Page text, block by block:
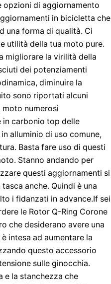
opzioni di aggiornamento
in bicicletta che
una forma di qualità. Ci
utilità della tua moto pure.
migliorare la virilità della
dei potenziamenti
diminuire la
sono riportati alcuni
numerosi
in carbonio top delle
alluminio di uso comune,
Basta fare uso di questi
Stanno andando per
questi aggiornamenti si
anche. Quindi è una
i fidanzati in advance.If sei
le Rotor Q-Ring Corone
che desiderano avere una
intesa ad aumentare la
questo accessorio
sulle ginocchia.
e la stanchezza che